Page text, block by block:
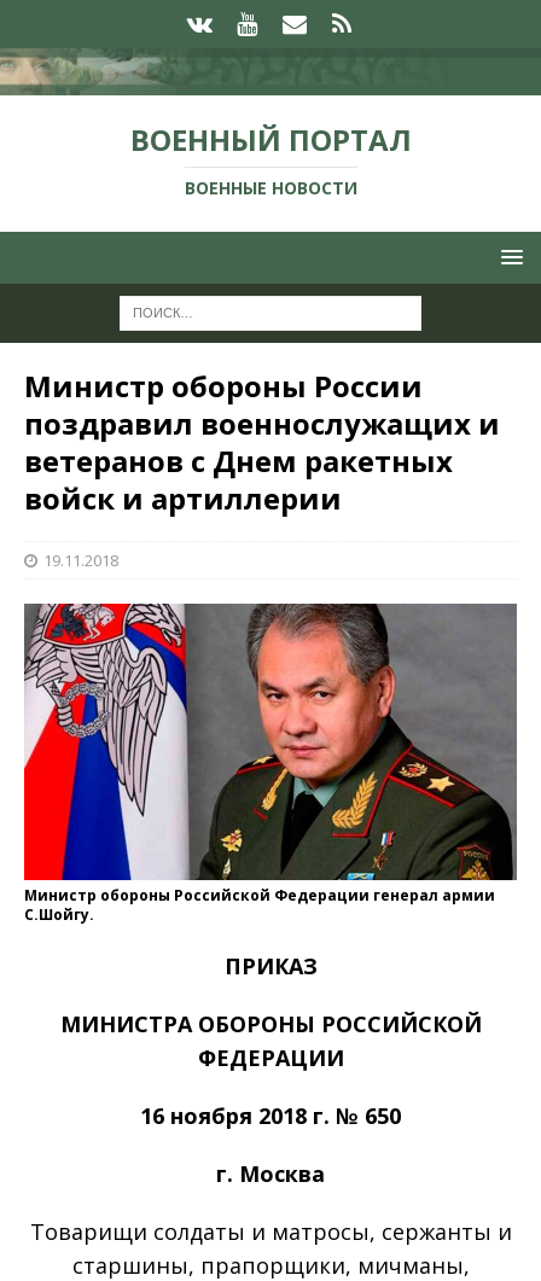
ВОЕННЫЙ ПОРТАЛ
ВОЕННЫЕ НОВОСТИ
Министр обороны России
поздравил военнослужащих и
ветеранов с Днем ракетных
войск и артиллерии
19.11.2018
Министр обороны Российской Федерации генерал армии
С.Шойгу.
ПРИКАЗ
МИНИСТРА ОБОРОНЫ РОССИЙСКОЙ
ФЕДЕРАЦИИ
16 ноября 2018 г. № 650
г. Москва
Товарищи солдаты и матросы, сержанты и
старшины, прапорщики, мичманы,